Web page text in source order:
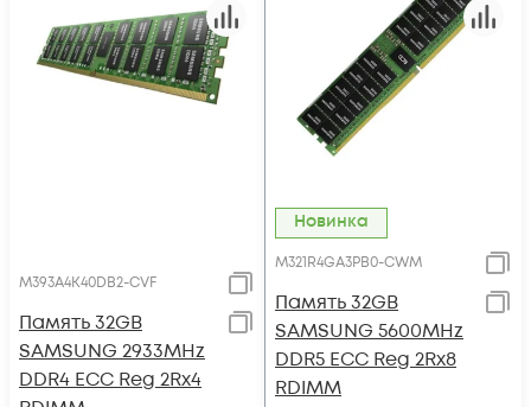
M393A4K40DB2-CVF
Память 32GB
SAMSUNG 2933MHz
DDR4 ECC Reg 2Rx4
Новинка
M321R4GA3PB0-CWM
Память 32GB
SAMSUNG 5600MHz
DDR5 ECC Reg 2Rx8
RDIMM